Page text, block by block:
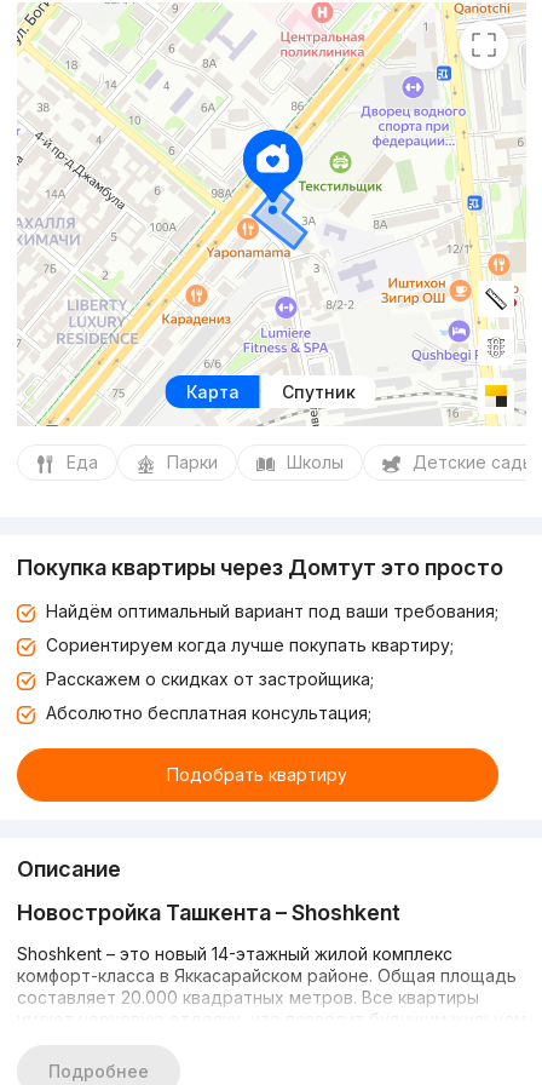
Карта Спутник
Еда Парки Школы Детские сады
Покупка квартиры через Домтут это просто
Найдём оптимальный вариант под ваши требования;
Сориентируем когда лучше покупать квартиру;
Расскажем о скидках от застройщика;
Абсолютно бесплатная консультация;
Подобрать квартиру
Описание
Новостройка Ташкента – Shoshkent
Shoshkent – это новый 14-этажный жилой комплекс
комфорт-класса в Яккасарайском районе. Общая площадь
составляет 20.000 квадратных метров. Все квартиры
имеют черновую отделку, что позволит будущим жильцам
Подробнее